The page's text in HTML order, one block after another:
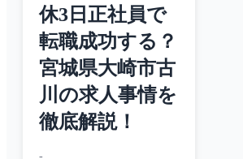
休3日正社員で
転職成功する？
宮城県大崎市古
川の求人事情を
徹底解説！
-